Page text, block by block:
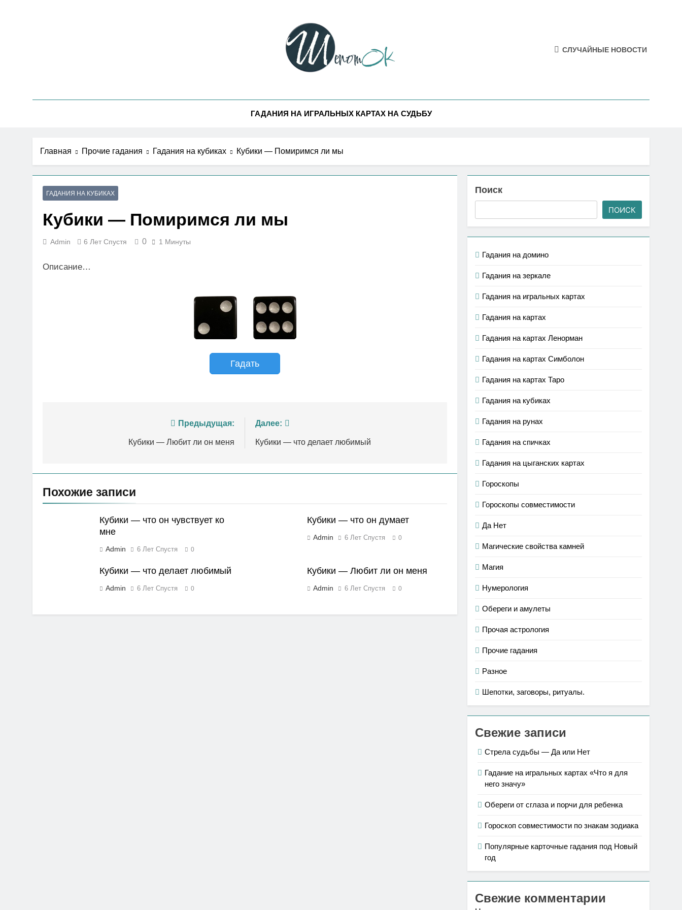
СЛУЧАЙНЫЕ НОВОСТИ
ГАДАНИЯ НА ИГРАЛЬНЫХ КАРТАХ НА СУДЬБУ
Главная Прочие гадания Гадания на кубиках Кубики — Помиримся ли мы
ГАДАНИЯ НА КУБИКАХ
Кубики — Помиримся ли мы
Admin 6 Лет Спустя 0 1 Минуты
Описание…
Гадать
Предыдущая:
Кубики — Любит ли он меня
Далее:
Кубики — что делает любимый
Похожие записи
Кубики — что он чувствует ко
мне
Admin 6 Лет Спустя 0
Кубики — что он думает
Admin 6 Лет Спустя 0
Кубики — что делает любимый
Admin 6 Лет Спустя 0
Кубики — Любит ли он меня
Admin 6 Лет Спустя 0
Поиск
ПОИСК
Гадания на домино
Гадания на зеркале
Гадания на игральных картах
Гадания на картах
Гадания на картах Ленорман
Гадания на картах Симболон
Гадания на картах Таро
Гадания на кубиках
Гадания на рунах
Гадания на спичках
Гадания на цыганских картах
Гороскопы
Гороскопы совместимости
Да Нет
Магические свойства камней
Магия
Нумерология
Обереги и амулеты
Прочая астрология
Прочие гадания
Разное
Шепотки, заговоры, ритуалы.
Свежие записи
Стрела судьбы — Да или Нет
Гадание на игральных картах «Что я для
него значу»
Обереги от сглаза и порчи для ребенка
Гороскоп совместимости по знакам зодиака
Популярные карточные гадания под Новый
год
Свежие комментарии